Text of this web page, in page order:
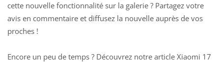
cette nouvelle fonctionnalité sur la galerie ? Partagez votre
avis en commentaire et diffusez la nouvelle auprès de vos
proches !
Encore un peu de temps ? Découvrez notre article Xiaomi 17